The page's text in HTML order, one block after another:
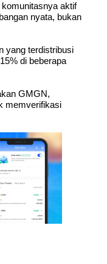
aktif
nyata, bukan
yang terdistribusi
di beberapa
GMGN,
memverifikasi